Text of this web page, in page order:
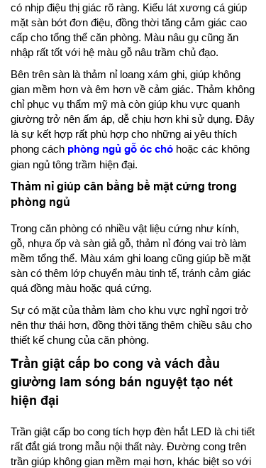
có nhịp điệu thị giác rõ ràng. Kiểu lát xương cá giúp
mặt sàn bớt đơn điệu, đồng thời tăng cảm giác cao
cấp cho tổng thể căn phòng. Màu nâu gụ cũng ăn
nhập rất tốt với hệ màu gỗ nâu trầm chủ đạo.
Bên trên sàn là thảm nỉ loang xám ghi, giúp không
gian mềm hơn và êm hơn về cảm giác. Thảm không
chỉ phục vụ thẩm mỹ mà còn giúp khu vực quanh
giường trở nên ấm áp, dễ chịu hơn khi sử dụng. Đây
là sự kết hợp rất phù hợp cho những ai yêu thích
phong cách phòng ngủ gỗ óc chó hoặc các không
gian ngủ tông trầm hiện đại.
Thảm nỉ giúp cân bằng bề mặt cứng trong
phòng ngủ
Trong căn phòng có nhiều vật liệu cứng như kính,
gỗ, nhựa ốp và sàn giả gỗ, thảm nỉ đóng vai trò làm
mềm tổng thể. Màu xám ghi loang cũng giúp bề mặt
sàn có thêm lớp chuyển màu tinh tế, tránh cảm giác
quá đồng màu hoặc quá cứng.
Sự có mặt của thảm làm cho khu vực nghỉ ngơi trở
nên thư thái hơn, đồng thời tăng thêm chiều sâu cho
thiết kế chung của căn phòng.
Trần giật cấp bo cong và vách đầu
giường lam sóng bán nguyệt tạo nét
hiện đại
Trần giật cấp bo cong tích hợp đèn hắt LED là chi tiết
rất đắt giá trong mẫu nội thất này. Đường cong trên
trần giúp không gian mềm mại hơn, khác biệt so với